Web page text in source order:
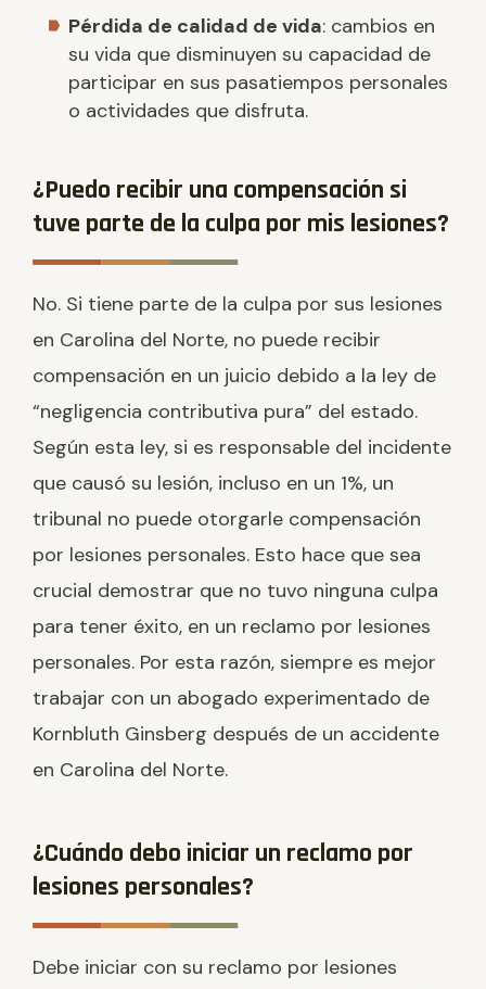
Pérdida de calidad de vida: cambios en
su vida que disminuyen su capacidad de
participar en sus pasatiempos personales
o actividades que disfruta.
¿Puedo recibir una compensación si
tuve parte de la culpa por mis lesiones?
No. Si tiene parte de la culpa por sus lesiones
en Carolina del Norte, no puede recibir
compensación en un juicio debido a la ley de
“negligencia contributiva pura” del estado.
Según esta ley, si es responsable del incidente
que causó su lesión, incluso en un 1%, un
tribunal no puede otorgarle compensación
por lesiones personales. Esto hace que sea
crucial demostrar que no tuvo ninguna culpa
para tener éxito, en un reclamo por lesiones
personales. Por esta razón, siempre es mejor
trabajar con un abogado experimentado de
Kornbluth Ginsberg después de un accidente
en Carolina del Norte.
¿Cuándo debo iniciar un reclamo por
lesiones personales?
Debe iniciar con su reclamo por lesiones